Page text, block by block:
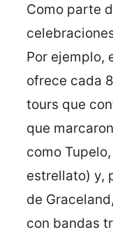
Como parte
Por ejemplo,
ofrece cada
tours que
que
como
estrellato) y,
de
con bandas